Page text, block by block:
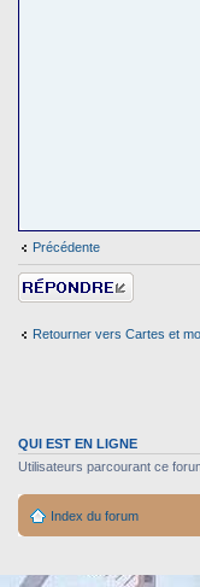
Précédente
Répondre
Retourner vers Cartes et
QUI EST EN LIGNE
Utilisateurs parcourant ce
Index du forum